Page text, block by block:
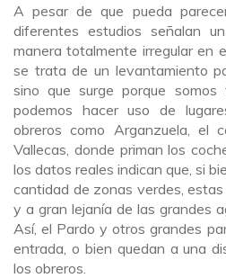
A pesar de que pueda
diferentes estudios señalan
manera totalmente irregular en
se trata de un levantamiento
sino que surge porque
podemos hacer uso de
obreros como Arganzuela, el
Vallecas, donde priman los
los datos reales indican que, si
cantidad de zonas verdes,
y a gran lejanía de las grandes
Así, el Pardo y otros grandes
entrada, o bien quedan a una
los obreros.